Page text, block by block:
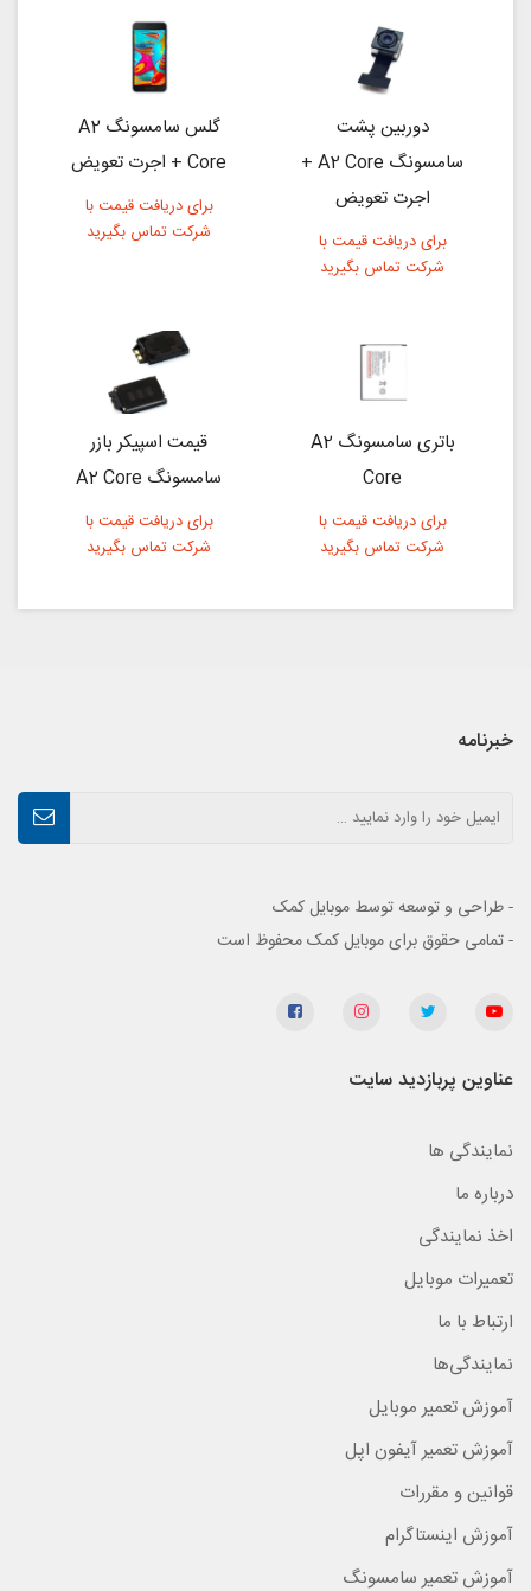
دوربین پشت
سامسونگ A2 Core +
اجرت تعویض
برای دریافت قیمت با
شرکت تماس بگیرید
گلس سامسونگ A2
Core + اجرت تعویض
برای دریافت قیمت با
شرکت تماس بگیرید
باتری سامسونگ A2
Core
برای دریافت قیمت با
شرکت تماس بگیرید
قیمت اسپیکر بازر
سامسونگ A2 Core
برای دریافت قیمت با
شرکت تماس بگیرید
خبرنامه
- طراحی و توسعه توسط موبایل کمک
- تمامی حقوق برای موبایل کمک محفوظ است
عناوین پربازدید سایت
نمایندگی ها
درباره ما
اخذ نمایندگی
تعمیرات موبایل
ارتباط با ما
نمایندگی‌ها
آموزش تعمیر موبایل
آموزش تعمیر آیفون اپل
قوانین و مقررات
آموزش اینستاگرام
آموزش تعمیر سامسونگ